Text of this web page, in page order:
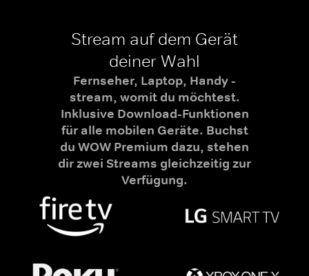
Stream auf dem Gerät
deiner Wahl
Fernseher, Laptop, Handy -
stream, womit du möchtest.
Inklusive Download-Funktionen
für alle mobilen Geräte. Buchst
du WOW Premium dazu, stehen
dir zwei Streams gleichzeitig zur
Verfügung.